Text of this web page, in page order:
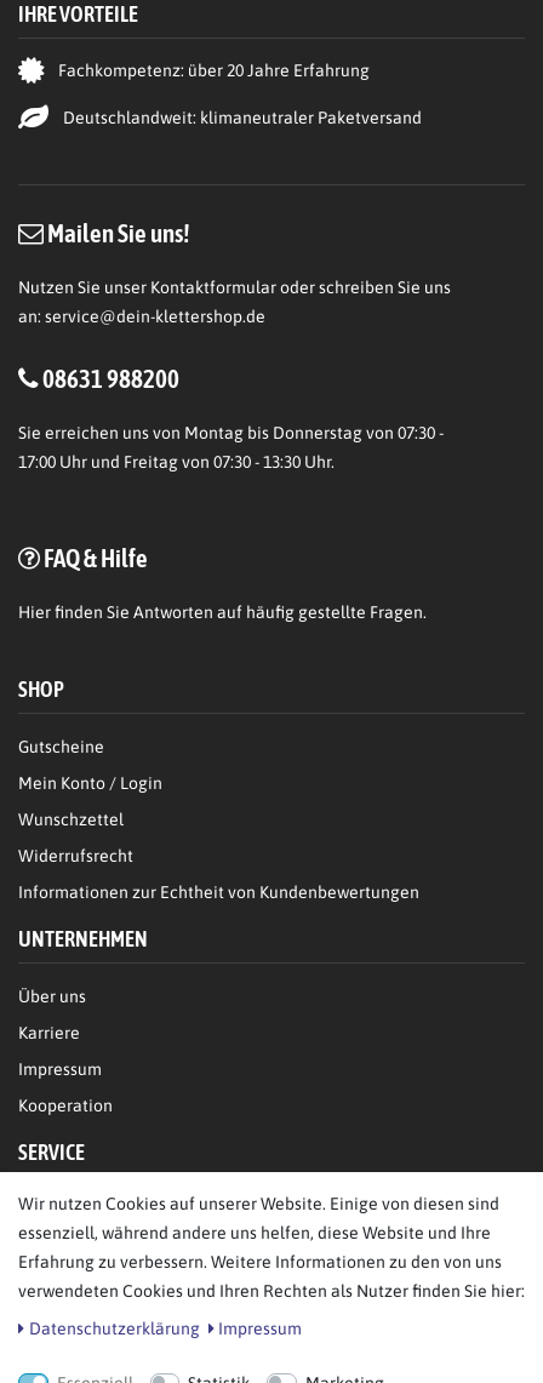
IHRE VORTEILE
Fachkompetenz: über 20 Jahre Erfahrung
Deutschlandweit: klimaneutraler Paketversand
Mailen Sie uns!
Nutzen Sie unser Kontaktformular oder schreiben Sie uns
an: service@dein-klettershop.de
08631 988200
Sie erreichen uns von Montag bis Donnerstag von 07:30 -
17:00 Uhr und Freitag von 07:30 - 13:30 Uhr.
FAQ & Hilfe
Hierfinden Sie Antworten auf häufig gestellte Fragen.
SHOP
Gutscheine
Mein Konto / Login
Wunschzettel
Widerrufsrecht
Informationen zur Echtheit von Kundenbewertungen
UNTERNEHMEN
Über uns
Karriere
Impressum
Kooperation
SERVICE
FAQ/Hilfe
Datenschutz
AGB
Wir nutzen Cookies auf unserer Website. Einige von diesen sind
essenziell, während andere uns helfen, diese Website und Ihre
Erfahrung zu verbessern. Weitere Informationen zu den von uns
verwendeten Cookies und Ihren Rechten als Nutzer finden Sie hier:
Daten­schutz­erklärung
Impressum